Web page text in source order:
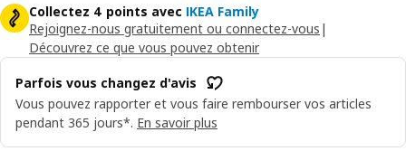
Collectez 4 points avec IKEA Family
Rejoignez-nous gratuitement ou connectez-vous |
Découvrez ce que vous pouvez obtenir
Parfois vous changez d'avis
Vous pouvez rapporter et vous faire rembourser vos articles
pendant 365 jours*. En savoir plus